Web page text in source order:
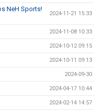
NeH Sports!
2024-11-21 15:33
2024-11-08 10:33
2024-10-12 09:15
2024-10-11 09:13
2024-09-30
2024-04-17 10:44
2024-02-14 14:57